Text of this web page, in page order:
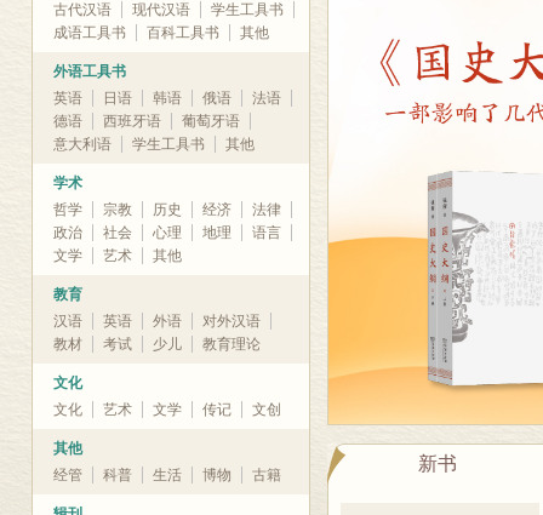
古代汉语
现代汉语
学生工具书
成语工具书
百科工具书 其他
外语工具书
英语
日语 韩语 俄语
法语
德语
西班牙语
葡萄牙语
意大利语
学生工具书 其他
学术
哲学
宗教 历史 经济
法律
政治
社会 心理 地理
语言
文学
艺术 其他
教育
汉语
英语 外语
对外汉语
教材
考试 少儿 教育理论
文化
文化
艺术 文学 传记 文创
其他
经管
科普 生活 博物 古籍
新书